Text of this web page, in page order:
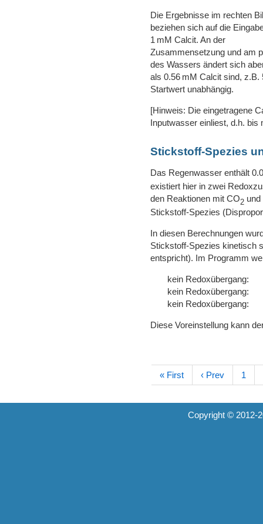
Die Ergebnisse im rechten
beziehen sich auf die
1 mM Calcit. An der
Zusammensetzung und am
des Wassers ändert sich
als 0.56 mM Calcit sind,
Startwert unabhängig.
[Hinweis: Die eingetragene
Inputwasser einliest, d.h. bis
Stickstoff-Spezies
Das Regenwasser enthält
existiert hier in zwei
den Reaktionen mit CO2und
Stickstoff-Spezies
In diesen Berechnungen
Stickstoff-Spezies kinetisch
entspricht). Im Programm
kein Redoxübergang:
kein Redoxübergang:
kein Redoxübergang:
Diese Voreinstellung kann
« First ‹ Prev 1
Copyright ©